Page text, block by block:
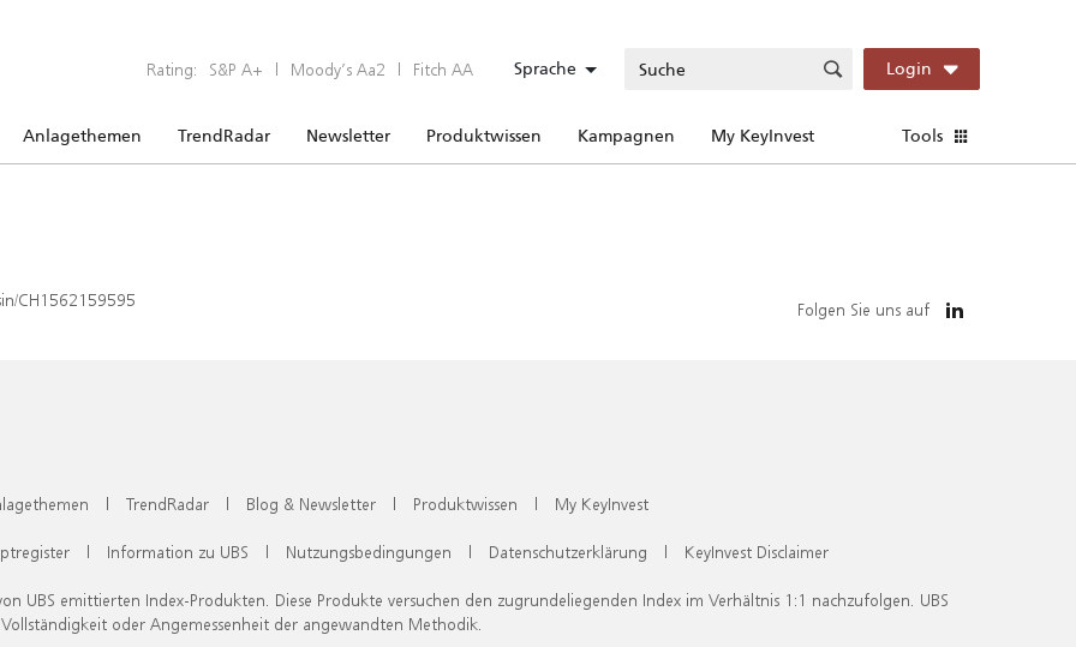
Rating: S&P A+ | Moody’s Aa2 | Fitch AA Sprache Login
Anlagethemen TrendRadar Newsletter Produktwissen Kampagnen My KeyInvest Tools
CH1562159595 Folgen Sie uns auf
| TrendRadar | Blog & Newsletter | Produktwissen | My KeyInvest
| Information zu UBS | Nutzungsbedingungen | Datenschutzerklärung | KeyInvest Disclaimer
UBS emittierten Index-Produkten. Diese Produkte versuchen den zugrundeliegenden Index im Verhältnis 1:1 nachzufolgen. UBS
oder Angemessenheit der angewandten Methodik.